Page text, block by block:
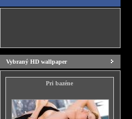
Vybraný HD wallpaper
Pri bazéne